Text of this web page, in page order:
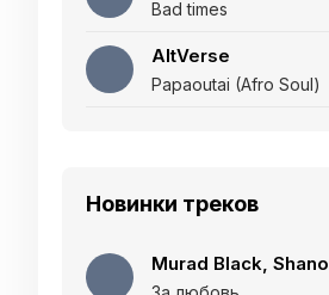
Bad times
AltVerse
Papaoutai (Afro Soul)
Новинки треков
Murad Black, Shano